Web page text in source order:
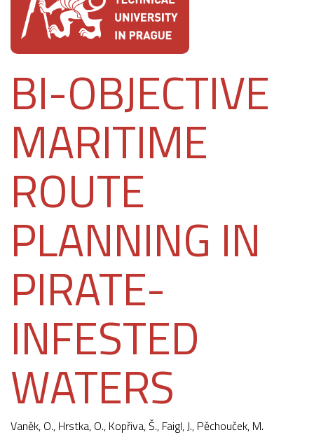
BI-OBJECTIVE
MARITIME
ROUTE
PLANNING IN
PIRATE-
INFESTED
WATERS
Vaněk, O., Hrstka, O., Kopřiva, Š., Faigl, J., Pěchouček, M.